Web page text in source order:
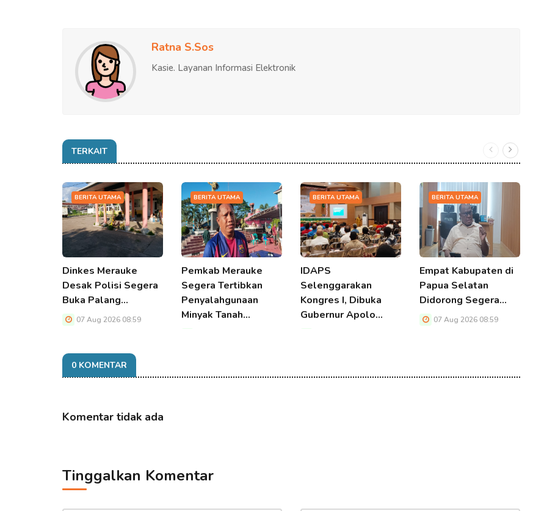
Ratna S.Sos
Kasie. Layanan Informasi Elektronik
TERKAIT
BERITA UTAMA
Dinkes Merauke
Desak Polisi Segera
Buka Palang…
07 Aug 2026 08:59
BERITA UTAMA
Pemkab Merauke
Segera Tertibkan
Penyalahgunaan
Minyak Tanah…
BERITA UTAMA
IDAPS
Selenggarakan
Kongres I, Dibuka
Gubernur Apolo…
BERITA UTAMA
Empat Kabupaten di
Papua Selatan
Didorong Segera…
07 Aug 2026 08:59
0 KOMENTAR
Komentar tidak ada
Tinggalkan Komentar